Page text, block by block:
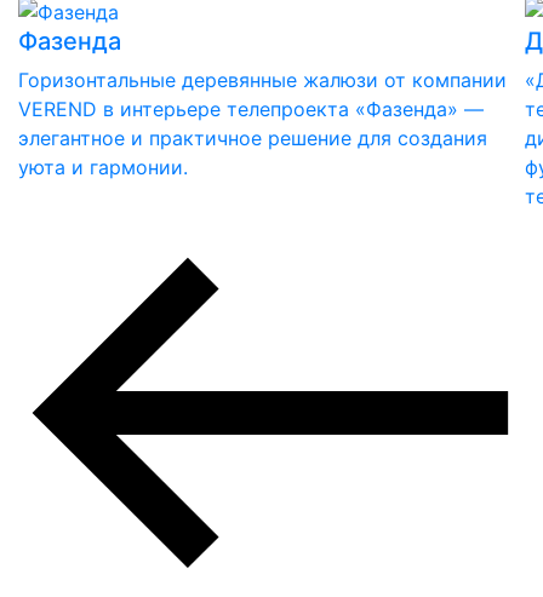
Фазенда
Горизонтальные деревянные жалюзи от компании
VEREND в интерьере телепроекта «Фазенда» —
элегантное и практичное решение для создания
уюта и гармонии.